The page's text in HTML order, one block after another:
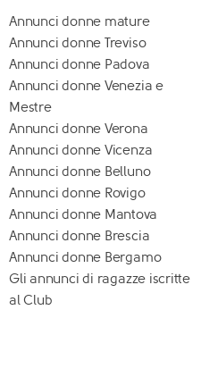
Annunci donne mature
Annunci donne Treviso
Annunci donne Padova
Annunci donne Venezia e
Mestre
Annunci donne Verona
Annunci donne Vicenza
Annunci donne Belluno
Annunci donne Rovigo
Annunci donne Mantova
Annunci donne Brescia
Annunci donne Bergamo
Gli annunci di ragazze iscritte
al Club